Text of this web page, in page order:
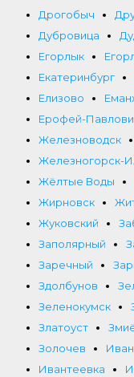
Дрогобыч
Дубровица
Егорлык
Екатеринбург
Елизово
Ерофей-
Железноводск
Железногорск-
Жёлтые Воды
Жирновск
Жуковский
Заполярный
Заречный
Здолбунов
Зеленокумск
Златоуст
Золочев
Ивантеевка